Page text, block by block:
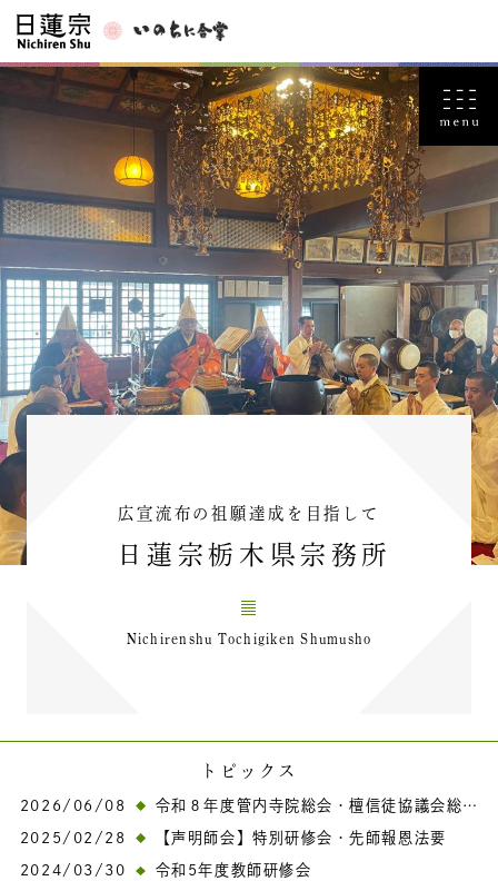
広宣流布の祖願達成を目指して
日蓮宗栃木県宗務所
Nichirenshu Tochigiken Shumusho
トピックス
2026/06/08 令和８年度管内寺院総会・檀信徒協議会総会の報告
2025/02/28 【声明師会】特別研修会・先師報恩法要
2024/03/30 令和5年度教師研修会